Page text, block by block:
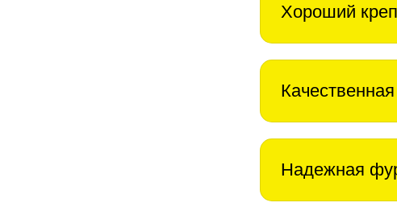
Хороший
Надежная